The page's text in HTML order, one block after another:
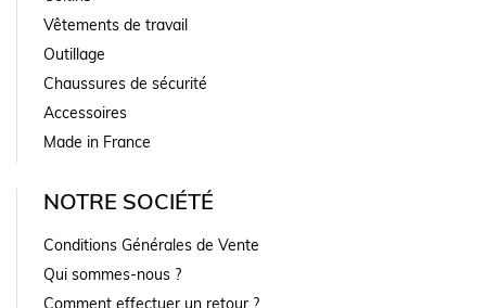
Vêtements de travail
Outillage
Chaussures de sécurité
Accessoires
Made in France
NOTRE SOCIÉTÉ
Conditions Générales de Vente
Qui sommes-nous ?
Comment effectuer un retour ?